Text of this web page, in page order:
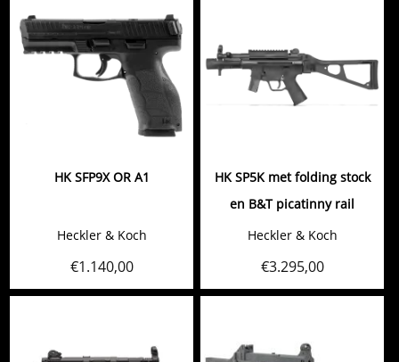
HK SFP9X OR A1
Heckler & Koch
€1.140,00
HK SP5K met folding stock
en B&T picatinny rail
Heckler & Koch
€3.295,00